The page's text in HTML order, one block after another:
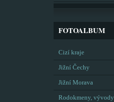
FOTOALBUM
Cizí kraje
Jižní Čechy
Jižní Morava
Rodokmeny, vývody